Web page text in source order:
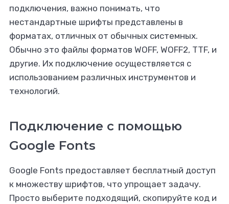
в
его здесь
подключения, важно понимать, что
нестандартные шрифты представлены в
форматах, отличных от обычных системных.
Обычно это файлы форматов WOFF, WOFF2, TTF, и
другие. Их подключение осуществляется с
использованием различных инструментов и
технологий.
Подключение с помощью
Google Fonts
Google Fonts предоставляет бесплатный доступ
к множеству шрифтов, что упрощает задачу.
Просто выберите подходящий, скопируйте код и